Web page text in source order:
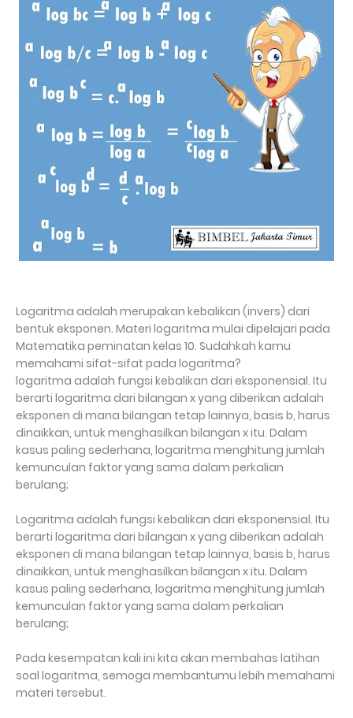
Logaritma adalah merupakan kebalikan (invers) dari
bentuk eksponen. Materi logaritma mulai dipelajari pada
Matematika peminatan kelas 10. Sudahkah kamu
memahami sifat-sifat pada logaritma?
logaritma adalah fungsi kebalikan dari eksponensial. Itu
berarti logaritma dari bilangan x yang diberikan adalah
eksponen di mana bilangan tetap lainnya, basis b, harus
dinaikkan, untuk menghasilkan bilangan x itu. Dalam
kasus paling sederhana, logaritma menghitung jumlah
kemunculan faktor yang sama dalam perkalian
berulang;
Logaritma adalah fungsi kebalikan dari eksponensial. Itu
berarti logaritma dari bilangan x yang diberikan adalah
eksponen di mana bilangan tetap lainnya, basis b, harus
dinaikkan, untuk menghasilkan bilangan x itu. Dalam
kasus paling sederhana, logaritma menghitung jumlah
kemunculan faktor yang sama dalam perkalian
berulang;
Pada kesempatan kali ini kita akan membahas latihan
soal logaritma, semoga membantumu lebih memahami
materi tersebut.